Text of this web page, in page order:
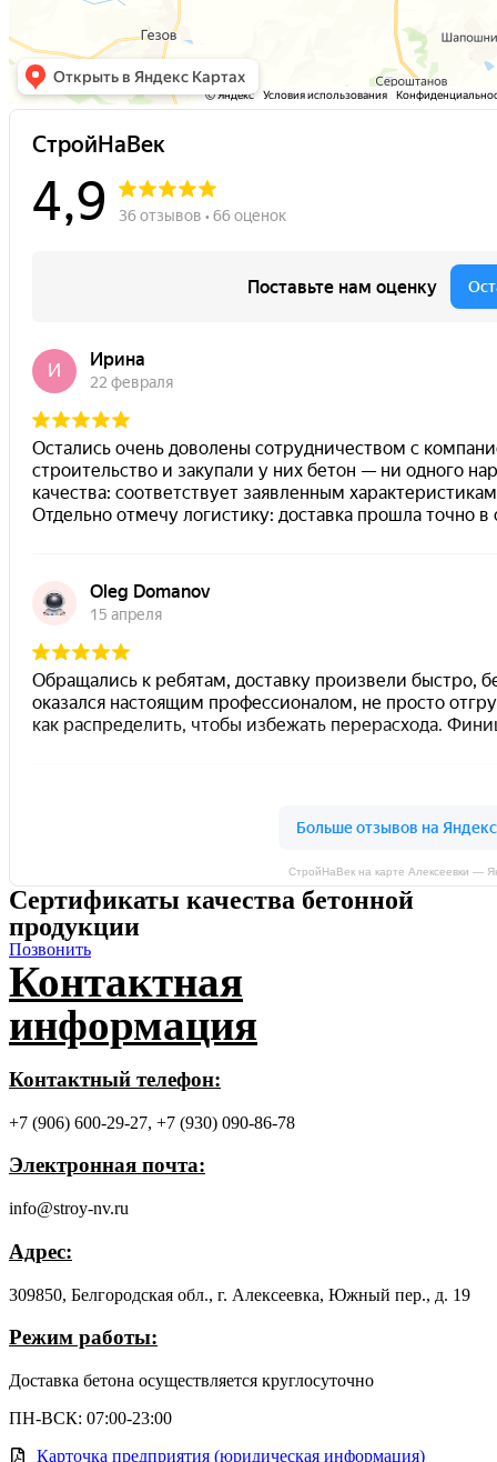
СтройНаВек на карте Алексеевки —
Сертификаты качества бетонной
продукции
Позвонить
Контактная
информация
Контактный телефон:
+7 (906) 600-29-27, +7 (930) 090-86-78
Электронная почта:
info@stroy-nv.ru
Адрес:
309850, Белгородская обл., г. Алексеевка, Южный пер., д. 19
Режим работы:
Доставка бетона осуществляется круглосуточно
ПН-ВСК: 07:00-23:00
Карточка предприятия (юридическая информация)